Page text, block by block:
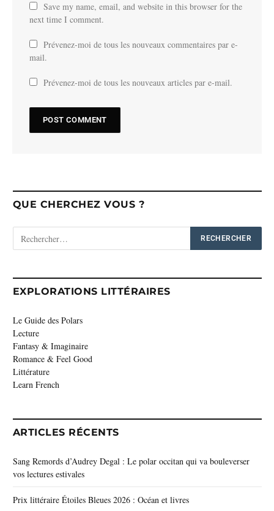
Save my name, email, and website in this browser for the
next time I comment.
Prévenez-moi de tous les nouveaux commentaires par e-
mail.
Prévenez-moi de tous les nouveaux articles par e-mail.
QUE CHERCHEZ VOUS ?
EXPLORATIONS LITTÉRAIRES
Le Guide des Polars
Lecture
Fantasy & Imaginaire
Romance & Feel Good
Littérature
Learn French
ARTICLES RÉCENTS
Sang Remords d’Audrey Degal : Le polar occitan qui va bouleverser
vos lectures estivales
Prix littéraire Étoiles Bleues 2026 : Océan et livres